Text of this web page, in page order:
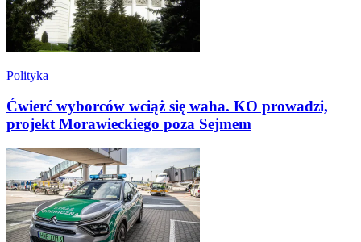
Polityka
Ćwierć wyborców wciąż się waha. KO prowadzi,
projekt Morawieckiego poza Sejmem